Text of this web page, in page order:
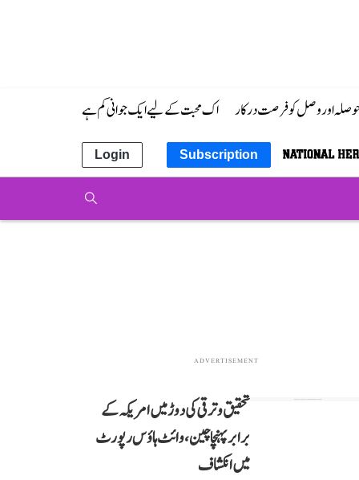
حوصلہ اور وصل کو فرصت درکار اک محبت کے لیے ایک جوانی کم ہے
Subscription
Login
ADVERTISEMENT
تحقیق و ترقی کی دوڑ میں امریکہ کے
برابر پہنچا چین، وائٹ ہاؤس رپورٹ
میں انکشاف